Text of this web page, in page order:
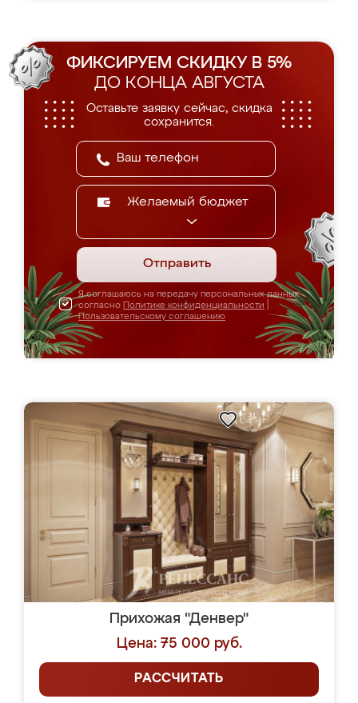
ФИКСИРУЕМ СКИДКУ В 5%
ДО КОНЦА АВГУСТА
Оставьте заявку сейчас, скидка
сохранится.
Желаемый бюджет
Отправить
Я соглашаюсь на передачу персональных данных
согласно Политике конфиденциальности
Пользовательскому соглашению
Прихожая "Денвер"
Цена: 75 000 руб.
РАССЧИТАТЬ